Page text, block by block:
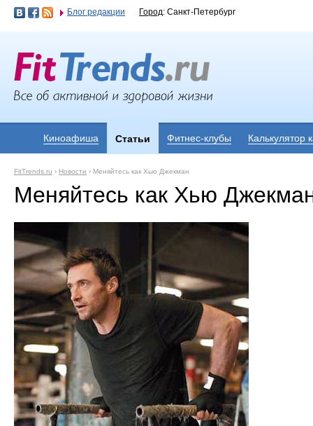
Блог редакции Город: Санкт-Петербург
Киноафиша Статьи Фитнес-клубы Калькулятор
FitTrends.ru › Новости › Меняйтесь как Хью Джекман
Меняйтесь как Хью